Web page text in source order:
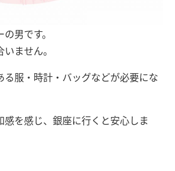
男です。
ません。
る服・時計・バッグなどが必要にな
を感じ、銀座に行くと安心しま